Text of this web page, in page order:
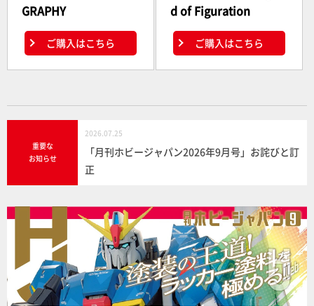
GRAPHY
ご購入はこちら
d of Figuration
ご購入はこちら
重要な
お知らせ
2026.07.25
「月刊ホビージャパン2026年9月号」お詫びと訂
正